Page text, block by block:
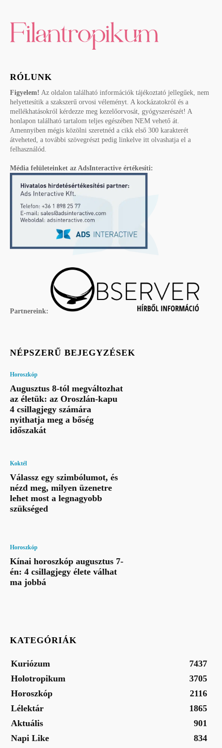
RÓLUNK
Figyelem! Az oldalon található információk tájékoztató jellegűek, nem
helyettesítik a szakszerű orvosi véleményt. A kockázatokról és a
mellékhatásokról kérdezze meg kezelőorvosát, gyógyszerészét! A
honlapon található tartalom teljes egészében NEM vehető át.
Amennyiben mégis közölni szeretnéd a cikk első 300 karakterét
átveheted, a további szövegrészt pedig linkelve itt olvashatja el a
felhasználód.
Média felületeinket az AdsInteractive értékesíti:
Partnereink:
NÉPSZERŰ BEJEGYZÉSEK
Horoszkóp
Augusztus 8-tól megváltozhat
az életük: az Oroszlán-kapu
4 csillagjegy számára
nyithatja meg a bőség
időszakát
Koktél
Válassz egy szimbólumot, és
nézd meg, milyen üzenetre
lehet most a legnagyobb
szükséged
Horoszkóp
Kínai horoszkóp augusztus 7-
én: 4 csillagjegy élete válhat
ma jobbá
KATEGÓRIÁK
Kuriózum
7437
Holotropikum
3705
Horoszkóp
2116
Lélektár
1865
Aktuális
901
Napi Like
834